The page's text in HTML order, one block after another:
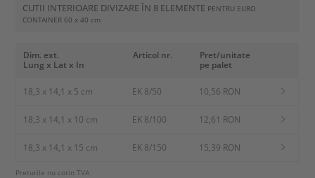
CUTII INTERIOARE DIVIZARE ÎN 8 ELEMENTE PENTRU EURO
CONTAINER 60 x 40 cm
Dim. ext.
Lung x Lat x In
Articol nr.
Pret/unitate
pe palet
18,3 x 14,1 x 5 cm EK 8/50 10,56 RON
18,3 x 14,1 x 10 cm EK 8/100 12,61 RON
18,3 x 14,1 x 15 cm EK 8/150 15,39 RON
Preturile nu cotin TVA